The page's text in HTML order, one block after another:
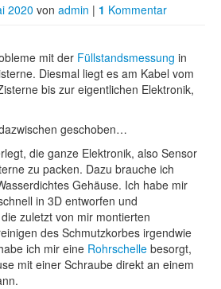
2020 von admin | 1 Kommentar
mit der Füllstandsmessung in
Diesmal liegt es am Kabel vom
bis zur eigentlichen Elektronik,
geschoben…
die ganze Elektronik, also Sensor
zu packen. Dazu brauche ich
Gehäuse. Ich habe mir
in 3D entworfen und
zuletzt von mir montierten
des Schmutzkorbes irgendwie
ich mir eine Rohrschelle besorgt,
mit einer Schraube direkt an einem